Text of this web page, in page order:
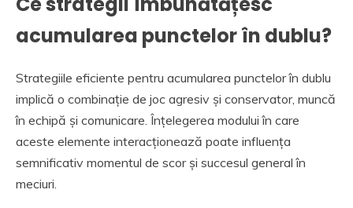
acumularea punctelor în dublu?
Strategiile eficiente pentru acumularea punctelor în dublu
implică o combinație de joc agresiv și conservator, muncă
în echipă și comunicare. Înțelegerea modului în care
aceste elemente interacționează poate influența
semnificativ momentul de scor și succesul general în
meciuri.